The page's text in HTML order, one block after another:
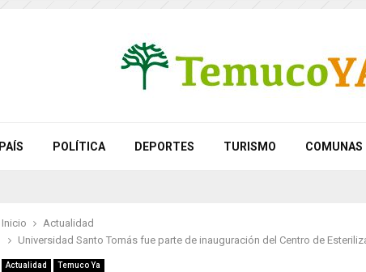
PAÍS POLÍTICA DEPORTES TURISMO COMUNAS
Inicio
Actualidad
Universidad Santo Tomás fue parte de inauguración del Centro de
Actualidad Temuco Ya